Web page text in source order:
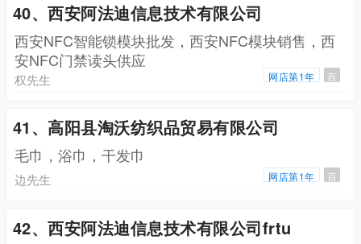
40、西安阿法迪信息技术有限公司
西安NFC智能锁模块批发，西安NFC模块销售，西
安NFC门禁读头供应
权先生 网店第1年 百
41、高阳县淘沃纺织品贸易有限公司
毛巾，浴巾，干发巾
边先生 网店第1年 百
42、西安阿法迪信息技术有限公司frtu